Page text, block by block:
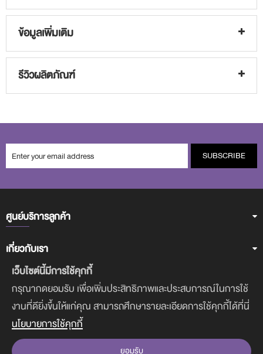
เว็บไซต์นี้มีการใช้คุกกี้
กรุณากดยอมรับ เพื่อเพิ่มประสิทธิภาพและประสบการณ์ในการใช้
งานที่ดียิ่งขึ้นให้แก่คุณ สามารถศึกษารายละเอียดการใช้คุกกี้ได้ที่นี่
นโยบายการใช้คุกกี้
ยอมรับ
ข้อมูลเพิ่มเติม
รีวิวผลิตภัณฑ์
SUBSCRIBE
ศูนย์บริการลูกค้า
เกี่ยวกับเรา
ฝ่ายบริการลูกค้า
ดาวน์โหลดแอพฯ